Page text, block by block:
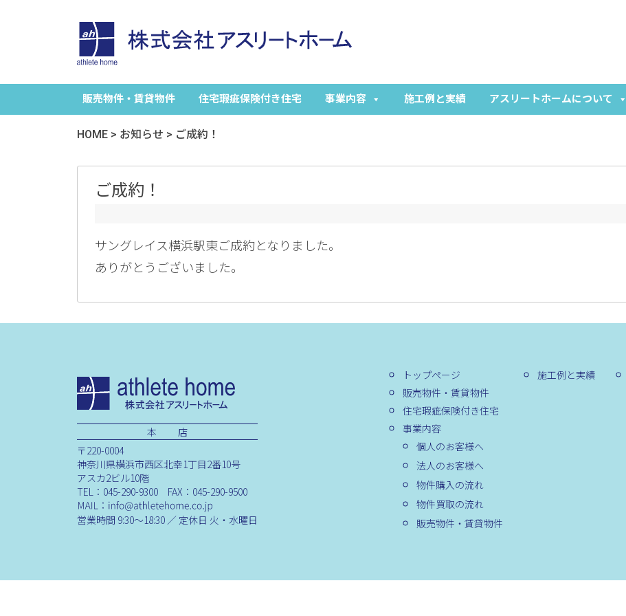
販売物件・賃貸物件 住宅瑕疵保険付き住宅 事業内容 施工例と実績 アスリートホームについて
HOME > お知らせ > ご成約！
ご成約！
サングレイス横浜駅東ご成約となりました。
ありがとうございました。
本 店
〒220-0004
神奈川県横浜市西区北幸1丁目2番10号
アスカ2ビル10階
TEL：045-290-9300 FAX：045-290-9500
営業時間 9:30～18:30 ／ 定休日 火・水曜日
トップページ
販売物件・賃貸物件
住宅瑕疵保険付き住宅
事業内容
個人のお客様へ
法人のお客様へ
物件購入の流れ
物件買取の流れ
販売物件・賃貸物件
施工例と実績